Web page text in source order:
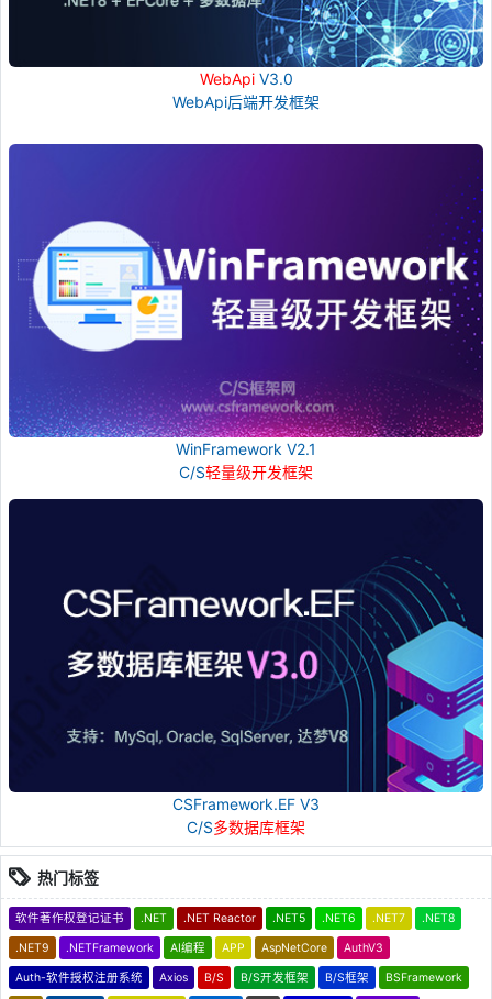
WebApiV3.0
WebApi后端开发框架
WinFramework V2.1
C/S轻量级开发框架
CSFramework.EF V3
C/S多数据库框架
热门标签
软件著作权登记证书 .NET .NET Reactor .NET5 .NET6 .NET7 .NET8
.NET9 .NETFramework AI编程 APP AspNetCore AuthV3
Auth-软件授权注册系统 Axios B/S B/S开发框架 B/S框架 BSFramework